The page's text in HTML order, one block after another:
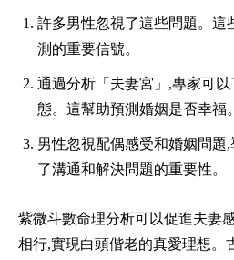
許多男性忽視了這些問題。這
測的重要信號。
通過分析「夫妻宮」,專家可
態。這幫助預測婚姻是否幸福。
男性忽視配偶感受和婚姻問題
了溝通和解決問題的重要性。
紫微斗數命理分析可以促進夫妻
相行,實現白頭偕老的真愛理想。